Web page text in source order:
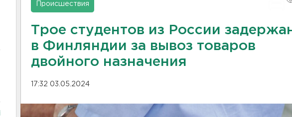
Происшествия
Трое студентов из России
в Финляндии за вывоз товаров
двойного назначения
17:32 03.05.2024